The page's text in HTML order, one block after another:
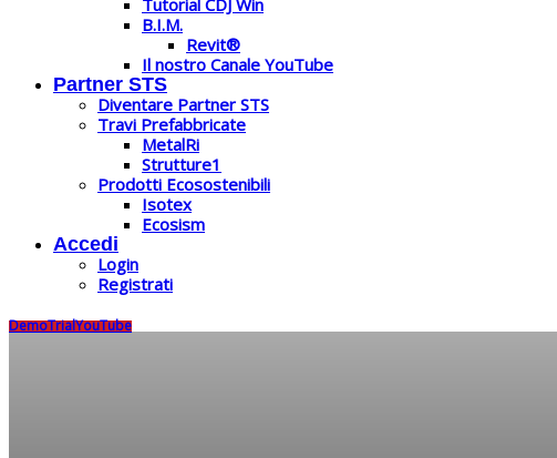
Tutorial CDJ Win
B.I.M.
Revit®
Il nostro Canale YouTube
Partner STS
Diventare Partner STS
Travi Prefabbricate
MetalRi
Strutture1
Prodotti Ecosostenibili
Isotex
Ecosism
Accedi
Login
Registrati
DemoTrialYouTube